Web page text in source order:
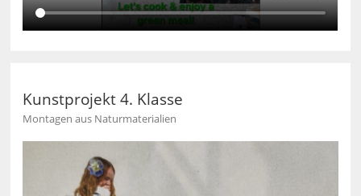
Kunstprojekt 4. Klasse
Montagen aus Naturmaterialien